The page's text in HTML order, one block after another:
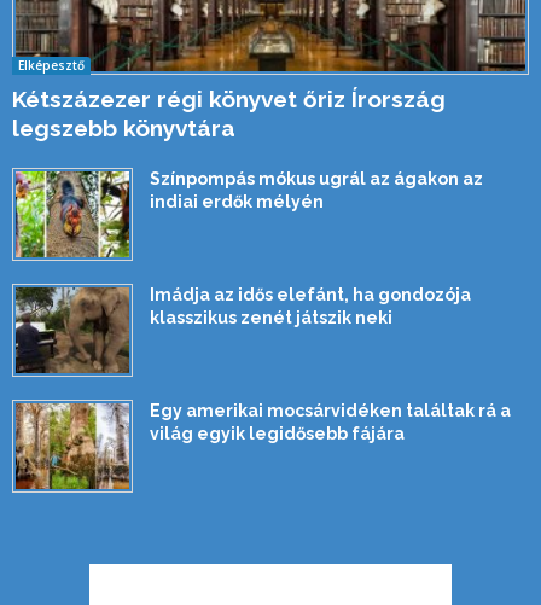
Elképesztő
Kétszázezer régi könyvet őriz Írország
legszebb könyvtára
Színpompás mókus ugrál az ágakon az
indiai erdők mélyén
Imádja az idős elefánt, ha gondozója
klasszikus zenét játszik neki
Egy amerikai mocsárvidéken találtak rá a
világ egyik legidősebb fájára